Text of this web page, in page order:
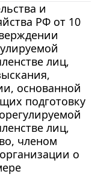
и
РФ от 10
лиц,
основанной
подготовку
лиц,
членом
о